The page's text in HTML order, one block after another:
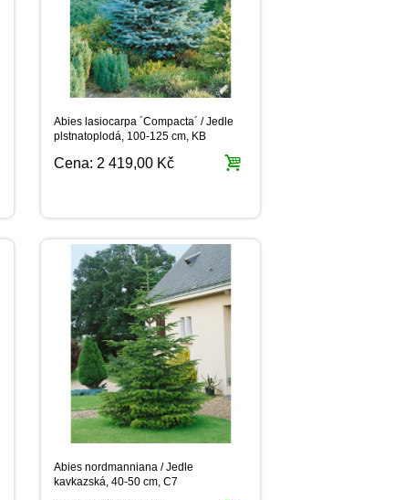
Abies lasiocarpa ´Compacta´ / Jedle
plstnatoplodá, 100-125 cm, KB
Cena: 2 419,00 Kč
Abies nordmanniana / Jedle
kavkazská, 40-50 cm, C7